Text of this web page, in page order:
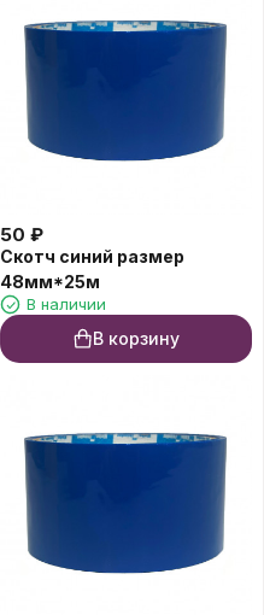
50 ₽
Скотч синий размер
48мм*25м
В наличии
В корзину